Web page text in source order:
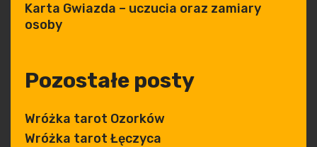
Karta Gwiazda – uczucia oraz zamiary
osoby
Pozostałe posty
Wróżka tarot Ozorków
Wróżka tarot Łęczyca